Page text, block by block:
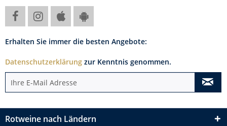
Erhalten Sie immer die besten Angebote:
Datenschutzerklärung zur Kenntnis genommen.
Rotweine nach Ländern